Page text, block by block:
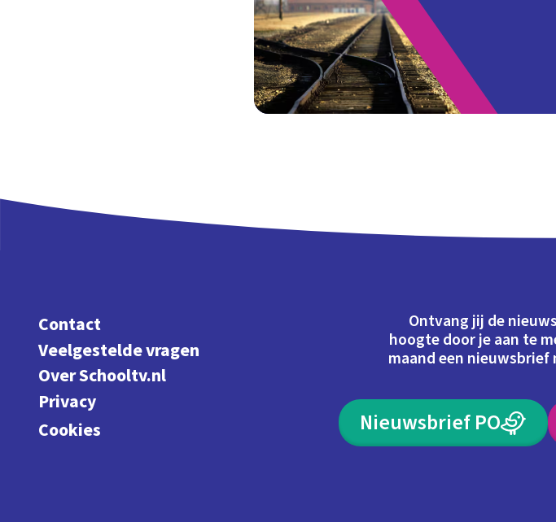
Contact
Veelgestelde vragen
Over Schooltv.nl
Privacy
Cookies
Ontvang jij de
hoogte door je aan te
maand een nieuwsbrief
Nieuwsbrief PO